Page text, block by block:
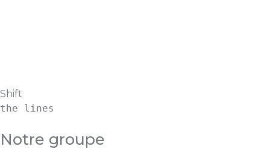
Shift
the lines
Notre groupe